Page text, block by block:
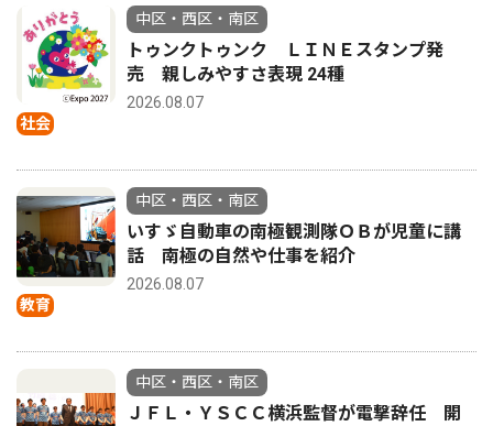
社会
中区・西区・南区
トゥンクトゥンク ＬＩＮＥスタンプ発
売 親しみやすさ表現 24種
2026.08.07
教育
中区・西区・南区
いすゞ自動車の南極観測隊ＯＢが児童に講
話 南極の自然や仕事を紹介
2026.08.07
中区・西区・南区
ＪＦＬ・ＹＳＣＣ横浜監督が電撃辞任 開